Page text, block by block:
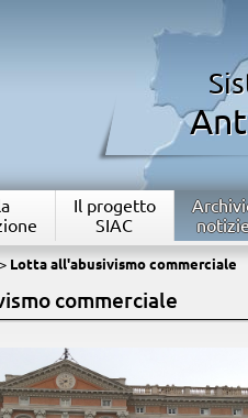
Il progetto
SIAC
Lotta all'abusivismo commerciale
commerciale